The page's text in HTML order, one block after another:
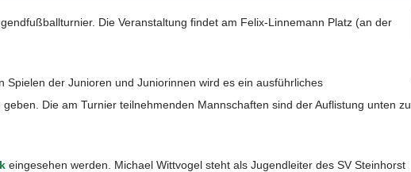
Die Veranstaltung findet am Felix-Linnemann Platz (an der
der Junioren und Juniorinnen wird es ein ausführliches
Die am Turnier teilnehmenden Mannschaften sind der Auflistung unten zu
eingesehen werden. Michael Wittvogel steht als Jugendleiter des SV Steinhorst